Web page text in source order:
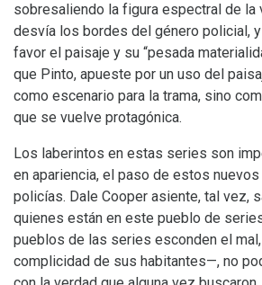
sobresaliendo la figura espectral de la
desvía los bordes del género policial,
favor el paisaje y su “pesada
que Pinto, apueste por un uso del
como escenario para la trama, sino
que se vuelve protagónica.
Los laberintos en estas series son
en apariencia, el paso de estos
policías. Dale Cooper asiente, tal vez,
quienes están en este pueblo de
pueblos de las series esconden el
complicidad de sus habitantes—, no